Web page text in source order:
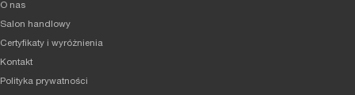
O nas
Salon handlowy
Certyfikaty i wyróżnienia
Kontakt
Polityka prywatności